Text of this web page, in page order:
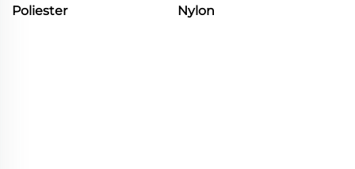
Poliester Nylon